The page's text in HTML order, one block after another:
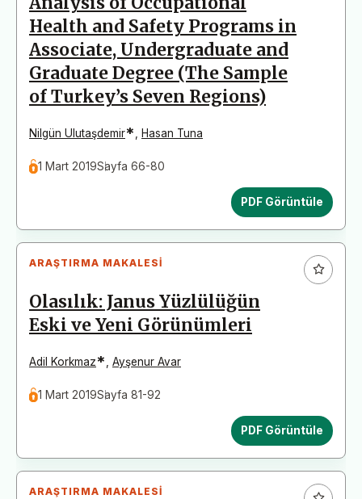
Health and Safety Programs in
Associate, Undergraduate and
Graduate Degree (The Sample
of Turkey’s Seven Regions)
Nilgün Ulutaşdemir* Hasan Tuna
1 Mart 2019Sayfa 66-80
PDF Görüntüle
ARAŞTIRMA MAKALESI
Olasılık: Janus Yüzlülüğün
Eski ve Yeni Görünümleri
Adil Korkmaz* Ayşenur Avar
1 Mart 2019Sayfa 81-92
PDF Görüntüle
ARAŞTIRMA MAKALESI